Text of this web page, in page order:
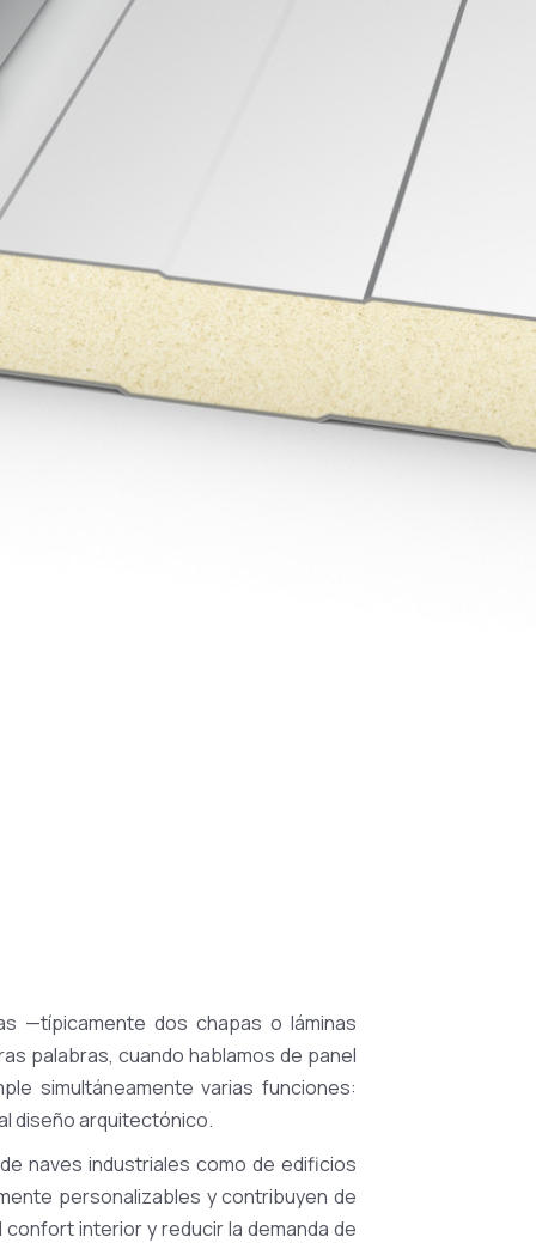
—típicamente dos chapas o láminas
palabras, cuando hablamos de panel
simultáneamente varias funciones:
diseño arquitectónico.
naves industriales como de edificios
personalizables y contribuyen de
interior y reducir la demanda de